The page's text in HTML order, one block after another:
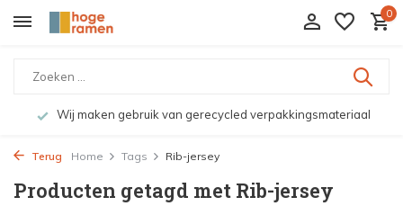
0
Wij maken gebruik van gerecycled verpakkingsmateriaal
Terug Home Tags Rib-jersey
Producten getagd met Rib-jersey